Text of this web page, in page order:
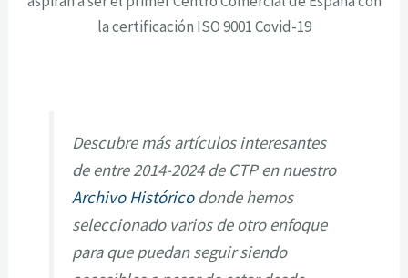
la certificación ISO 9001 Covid-19
Descubre más artículos interesantes
de entre 2014-2024 de CTP en nuestro
Archivo Históricodonde hemos
seleccionado varios de otro enfoque
para que puedan seguir siendo